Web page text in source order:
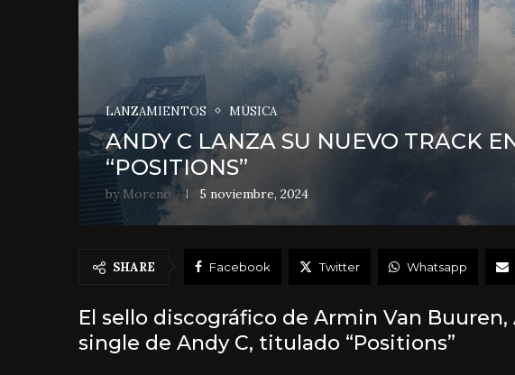
LANZAMIENTOS MÚSICA
ANDY C LANZA SU NUEVO TRACK
“POSITIONS”
by Moreno 5 noviembre, 2024
SHARE Facebook Twitter Whatsapp
El sello discográfico de Armin Van
single de Andy C, titulado “Positions”